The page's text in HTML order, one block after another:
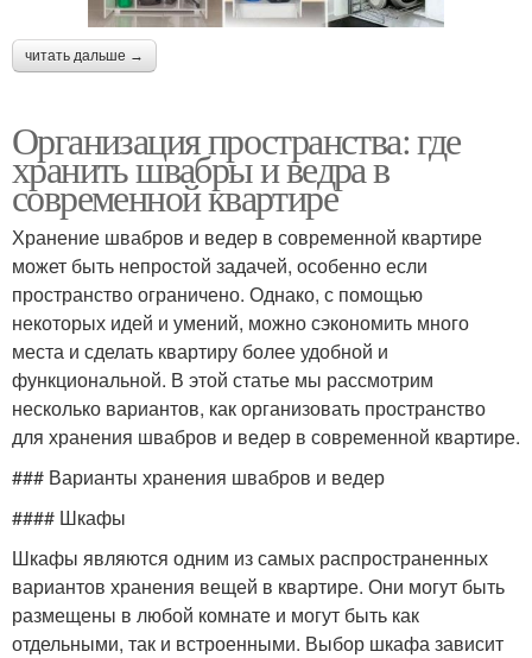
читать дальше →
Организация пространства: где
хранить швабры и ведра в
современной квартире
Хранение швабров и ведер в современной квартире
может быть непростой задачей, особенно если
пространство ограничено. Однако, с помощью
некоторых идей и умений, можно сэкономить много
места и сделать квартиру более удобной и
функциональной. В этой статье мы рассмотрим
несколько вариантов, как организовать пространство
для хранения швабров и ведер в современной квартире.
### Варианты хранения швабров и ведер
#### Шкафы
Шкафы являются одним из самых распространенных
вариантов хранения вещей в квартире. Они могут быть
размещены в любой комнате и могут быть как
отдельными, так и встроенными. Выбор шкафа зависит